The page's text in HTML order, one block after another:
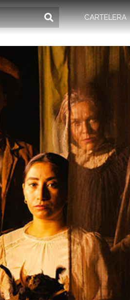
CARTELERA